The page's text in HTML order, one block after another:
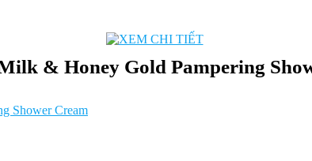
& Honey Gold Pampering